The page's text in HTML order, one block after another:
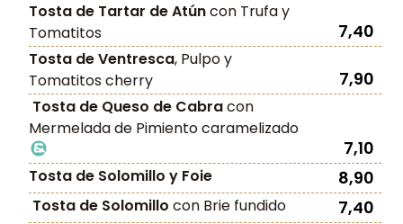
Tosta de Tartar de Atúncon Trufa y
Tomatitos
7,40
Tosta de Ventresca, Pulpo y
Tomatitos cherry
7,90
Tosta de Queso de Cabracon
Mermelada de Pimiento caramelizado
7,10
Tosta de Solomillo y Foie 8,90
Tosta de Solomillo con Brie fundido 7,40